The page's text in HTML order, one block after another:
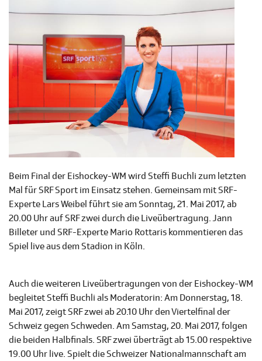
Beim Final der Eishockey-WM wird Steffi Buchli zum letzten
Mal für SRF Sport im Einsatz stehen. Gemeinsam mit SRF-
Experte Lars Weibel führt sie am Sonntag, 21. Mai 2017, ab
20.00 Uhr auf SRF zwei durch die Liveübertragung. Jann
Billeter und SRF-Experte Mario Rottaris kommentieren das
Spiel live aus dem Stadion in Köln.
Auch die weiteren Liveübertragungen von der Eishockey-WM
begleitet Steffi Buchli als Moderatorin: Am Donnerstag, 18.
Mai 2017, zeigt SRF zwei ab 20.10 Uhr den Viertelfinal der
Schweiz gegen Schweden. Am Samstag, 20. Mai 2017, folgen
die beiden Halbfinals. SRF zwei überträgt ab 15.00 respektive
19.00 Uhr live. Spielt die Schweizer Nationalmannschaft am